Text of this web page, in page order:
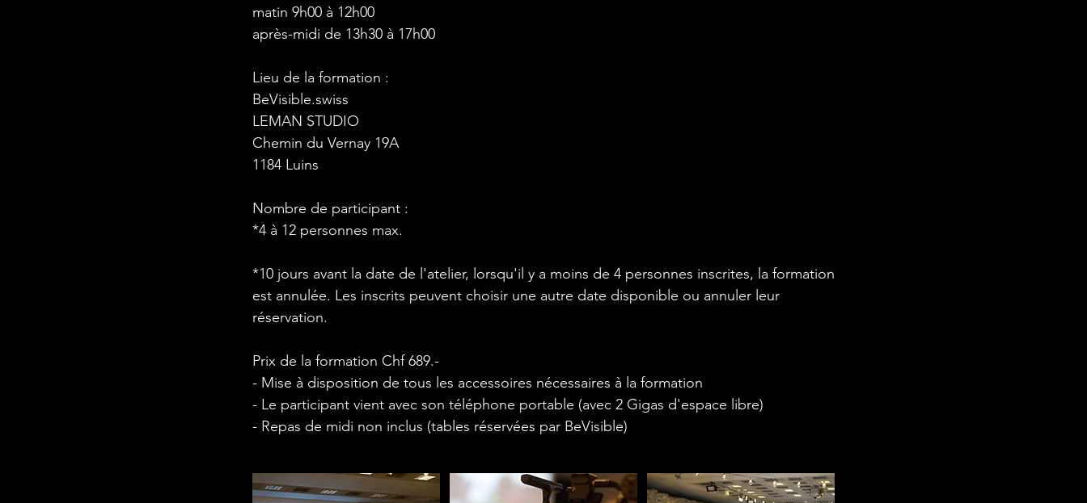
matin 9h00 à 12h00
après-midi de 13h30 à 17h00
Lieu de la formation :
BeVisible.swiss
LEMAN STUDIO
Chemin du Vernay 19A
1184 Luins
Nombre de participant :
*4 à 12 personnes max.
*10 jours avant la date de l'atelier, lorsqu'il y a moins de 4 personnes inscrites, la formation
est annulée. Les inscrits peuvent choisir une autre date disponible ou annuler leur
réservation.
Prix de la formation Chf 689.-
- Mise à disposition de tous les accessoires nécessaires à la formation
- Le participant vient avec son téléphone portable (avec 2 Gigas d'espace libre)